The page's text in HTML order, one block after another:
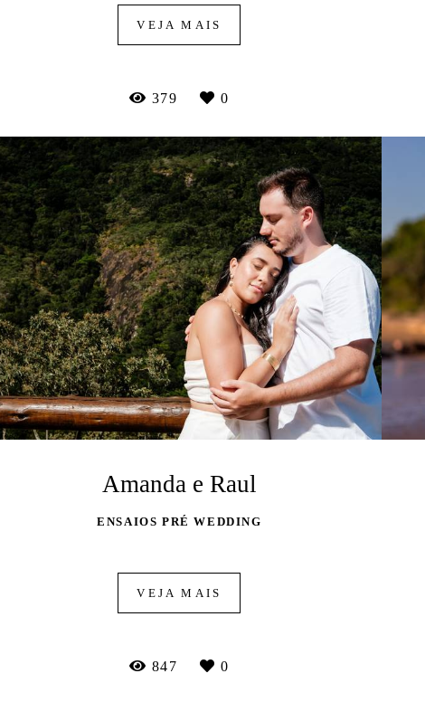
VEJA MAIS
379 0
Amanda e Raul
ENSAIOS PRÉ WEDDING
VEJA MAIS
847 0